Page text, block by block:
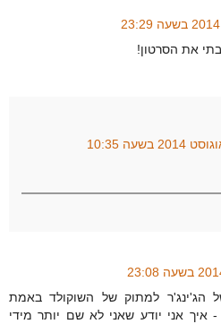
את הסרטון!
הג'ינג'ר למתוק של השוקולד באמת
איך אני יודע שאני לא שם יותר מידי